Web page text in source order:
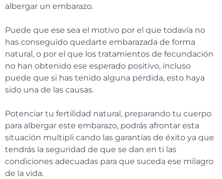
albergar un embarazo.
Puede que ese sea el motivo por el que todavía no
has conseguido quedarte embarazada de forma
natural, o por el que los tratamientos de fecundación
no han obtenido ese esperado positivo, incluso
puede que si has tenido alguna pérdida, esto haya
sido una de las causas.
Potenciar tu fertilidad natural, preparando tu cuerpo
para albergar este embarazo, podrás afrontar esta
situación multipli cando las garantías de éxito ya que
tendrás la seguridad de que se dan en ti las
condiciones adecuadas para que suceda ese milagro
de la vida.